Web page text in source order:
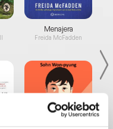
Menajera
Freida McFadden